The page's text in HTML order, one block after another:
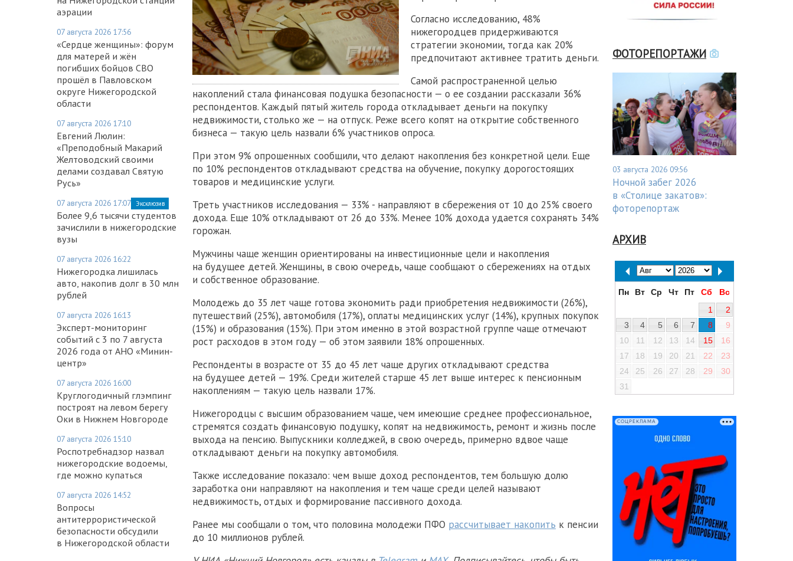
аэрации
07 августа 2026 17:56
«Сердце женщины»: форум
для матерей и жён
погибших бойцов СВО
прошёл в Павловском
округе Нижегородской
области
07 августа 2026 17:10
Евгений Люлин:
«Преподобный Макарий
Желтоводский своими
делами создавал Святую
Русь»
07 августа 2026 17:07 Эксклюзив
Более 9,6 тысячи студентов
зачислили в нижегородские
вузы
07 августа 2026 16:22
Нижегородка лишилась
авто, накопив долг в 30 млн
рублей
07 августа 2026 16:13
Эксперт-мониторинг
событий с 3 по 7 августа
2026 года от АНО «Минин-
центр»
07 августа 2026 16:00
Круглогодичный глэмпинг
построят на левом берегу
Оки в Нижнем Новгороде
07 августа 2026 15:10
Роспотребнадзор назвал
нижегородские водоемы,
где можно купаться
07 августа 2026 14:52
Вопросы
антитеррористической
безопасности обсудили
в Нижегородской области
Согласно исследованию, 48%
нижегородцев придерживаются
стратегии экономии, тогда как 20%
предпочитают активнее тратить деньги.
Самой распространенной целью
накоплений стала финансовая подушка безопасности — о ее создании рассказали 36%
респондентов. Каждый пятый житель города откладывает деньги на покупку
недвижимости, столько же — на отпуск. Реже всего копят на открытие собственного
бизнеса — такую цель назвали 6% участников опроса.
При этом 9% опрошенных сообщили, что делают накопления без конкретной цели. Еще
по 10% респондентов откладывают средства на обучение, покупку дорогостоящих
товаров и медицинские услуги.
Треть участников исследования — 33% - направляют в сбережения от 10 до 25% своего
дохода. Еще 10% откладывают от 26 до 33%. Менее 10% дохода удается сохранять 34%
горожан.
Мужчины чаще женщин ориентированы на инвестиционные цели и накопления
на будущее детей. Женщины, в свою очередь, чаще сообщают о сбережениях на отдых
и собственное образование.
Молодежь до 35 лет чаще готова экономить ради приобретения недвижимости (26%),
путешествий (25%), автомобиля (17%), оплаты медицинских услуг (14%), крупных покупок
(15%) и образования (15%). При этом именно в этой возрастной группе чаще отмечают
рост расходов в этом году — об этом заявили 18% опрошенных.
Респонденты в возрасте от 35 до 45 лет чаще других откладывают средства
на будущее детей — 19%. Среди жителей старше 45 лет выше интерес к пенсионным
накоплениям — такую цель назвали 17%.
Нижегородцы с высшим образованием чаще, чем имеющие среднее профессиональное,
стремятся создать финансовую подушку, копят на недвижимость, ремонт и жизнь после
выхода на пенсию. Выпускники колледжей, в свою очередь, примерно вдвое чаще
откладывают деньги на покупку автомобиля.
Также исследование показало: чем выше доход респондентов, тем большую долю
заработка они направляют на накопления и тем чаще среди целей называют
недвижимость, отдых и формирование пассивного дохода.
Ранее мы сообщали о том, что половина молодежи ПФО рассчитывает накопить к пенсии
до 10 миллионов рублей.
ФОТОРЕПОРТАЖИ
03 августа 2026 09:56
Ночной забег 2026
в «Столице закатов»:
фоторепортаж
АРХИВ
Пн Вт Ср Чт Пт Сб
Вс
1
2
3
4 5 6 7 8
9
10
11 12 13 14 15
16
17
18 19 20 21 22
23
24
25 26 27 28 29
30
31
СОЦРЕКЛАМА